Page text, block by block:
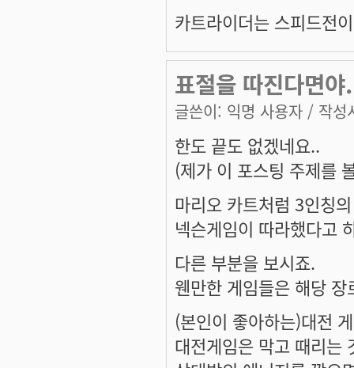
카트라이더는 스피드전
표절을 따진다면야
글쓴이: 익명 사용자 / 작성
한도 끝도 없겠네요..
(제가 이 포스팅 주제를
마리오 카트처럼 3인칭
넥슨게임이 따라했다고
다른 부분을 보시죠.
웬만한 게임들은 해당
(본인이 좋아하는)대전
대전게임은 막고 때리는